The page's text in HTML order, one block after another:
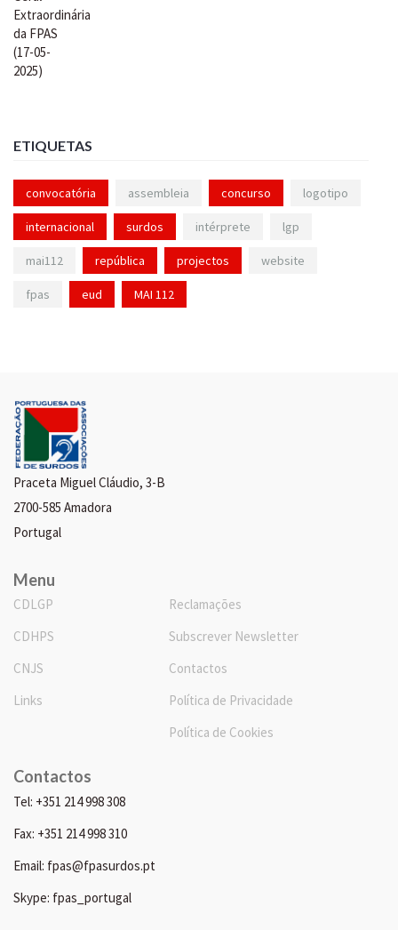
ETIQUETAS
convocatória assembleia concurso logotipo
internacional surdos intérprete lgp
mai112 república projectos website
fpas eud MAI 112
Praceta Miguel Cláudio, 3-B
2700-585 Amadora
Portugal
Menu
CDLGP
CDHPS
CNJS
Links
Reclamações
Subscrever Newsletter
Contactos
Política de Privacidade
Política de Cookies
Contactos
Tel: +351 214 998 308
Fax: +351 214 998 310
Email: fpas@fpasurdos.pt
Skype: fpas_portugal